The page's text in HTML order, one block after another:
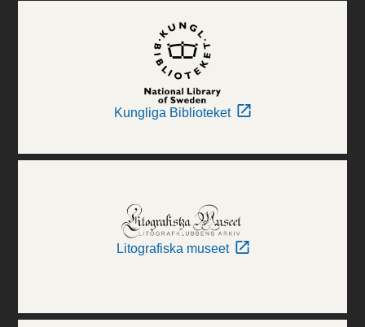
Kungliga Biblioteket
Litografiska museet